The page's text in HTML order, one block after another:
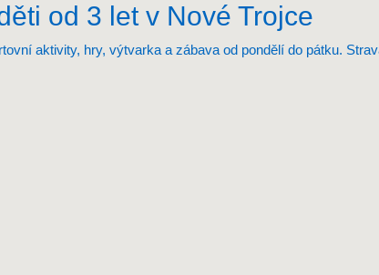
od 3 let v Nové Trojce
aktivity, hry, výtvarka a zábava od pondělí do pátku.